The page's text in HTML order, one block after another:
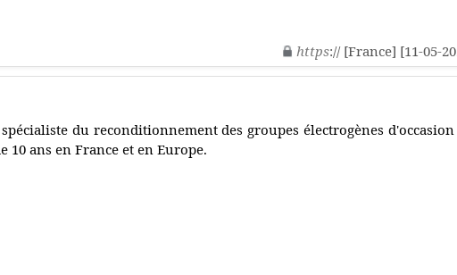
https:// [France] [11-05-
du reconditionnement des groupes électrogènes d'occasion
10 ans en France et en Europe.